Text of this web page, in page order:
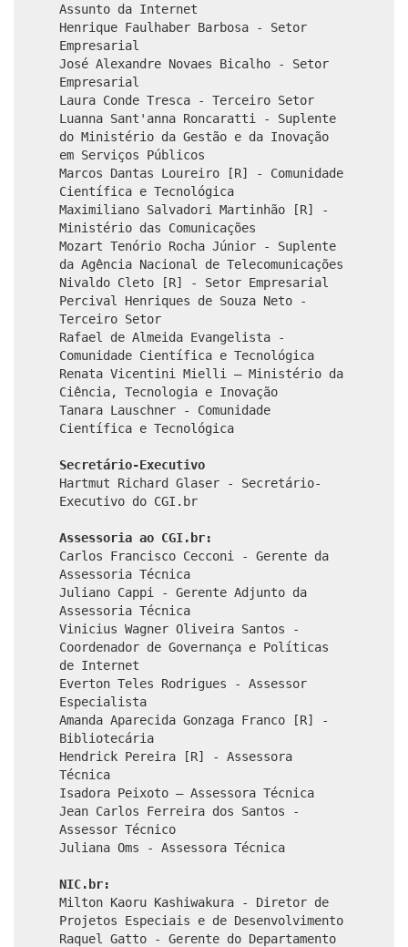
Assunto da Internet
Henrique Faulhaber Barbosa - Setor
Empresarial
José Alexandre Novaes Bicalho - Setor
Empresarial
Laura Conde Tresca - Terceiro Setor
Luanna Sant'anna Roncaratti - Suplente
do Ministério da Gestão e da Inovação
em Serviços Públicos
Marcos Dantas Loureiro [R] - Comunidade
Científica e Tecnológica
Maximiliano Salvadori Martinhão [R] -
Ministério das Comunicações
Mozart Tenório Rocha Júnior - Suplente
da Agência Nacional de Telecomunicações
Nivaldo Cleto [R] - Setor Empresarial
Percival Henriques de Souza Neto -
Terceiro Setor
Rafael de Almeida Evangelista -
Comunidade Científica e Tecnológica
Renata Vicentini Mielli – Ministério da
Ciência, Tecnologia e Inovação
Tanara Lauschner - Comunidade
Científica e Tecnológica
Secretário-Executivo
Hartmut Richard Glaser - Secretário-
Executivo do CGI.br
Assessoria ao CGI.br:
Carlos Francisco Cecconi - Gerente da
Assessoria Técnica
Juliano Cappi - Gerente Adjunto da
Assessoria Técnica
Vinicius Wagner Oliveira Santos -
Coordenador de Governança e Políticas
de Internet
Everton Teles Rodrigues - Assessor
Especialista
Amanda Aparecida Gonzaga Franco [R] -
Bibliotecária
Hendrick Pereira [R] - Assessora
Técnica
Isadora Peixoto – Assessora Técnica
Jean Carlos Ferreira dos Santos -
Assessor Técnico
Juliana Oms - Assessora Técnica
NIC.br:
Milton Kaoru Kashiwakura - Diretor de
Projetos Especiais e de Desenvolvimento
Raquel Gatto - Gerente do Departamento